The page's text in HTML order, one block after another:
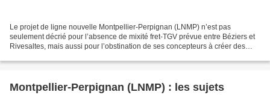
Le projet de ligne nouvelle Montpellier-Perpignan (LNMP) n’est pas
seulement décrié pour l’absence de mixité fret-TGV prévue entre Béziers et
Rivesaltes, mais aussi pour l’obstination de ses concepteurs à créer des
Montpellier-Perpignan (LNMP) : les sujets